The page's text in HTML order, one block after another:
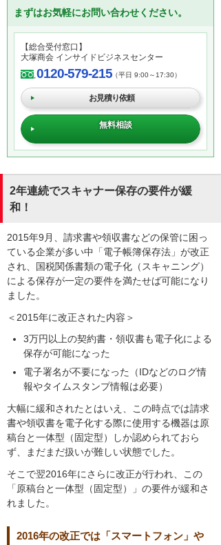
まずはお気軽にお問い合わせください。
【総合受付窓口】
大塚商会 インサイドビジネスセンター
0120-579-215（平日 9:00～17:30）
お見積り依頼
無料相談
2年連続でスキャナー保存の要件が緩
和！
2015年9月、請求書や領収書などの保管に困っ
ている企業が多い中「電子帳簿保存法」が改正
され、国税関係書類の電子化（スキャニング）
による保存が一定の要件を満たせば可能になり
ました。
＜2015年に改正された内容＞
3万円以上の契約書・領収書も電子化による
保存が可能になった
電子署名が不要になった（IDなどのログ情
報やタイムスタンプ情報は必要）
大幅に緩和されたとはいえ、この時点では請求
書や領収書を電子化する際に使用する機器は原
稿台と一体型（固定型）しか認められておら
ず、まだまだ扱いが難しい状態でした。
そこで翌2016年にさらに改正が行われ、この
「原稿台と一体型（固定型）」の要件が緩和さ
れました。
2016年の改正では「スマートフォン」や